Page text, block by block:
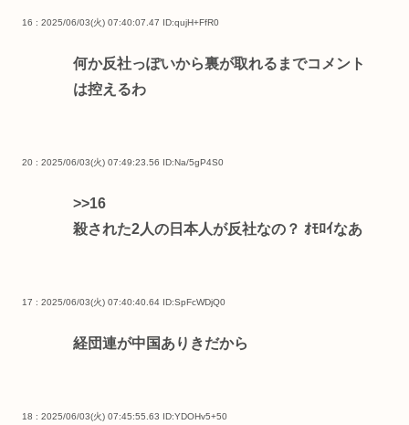
16 : 2025/06/03(火) 07:40:07.47 ID:qujH+FfR0
何か反社っぽいから裏が取れるまでコメント
は控えるわ
20 : 2025/06/03(火) 07:49:23.56 ID:Na/5gP4S0
>>16
殺された2人の日本人が反社なの？ ｵﾓﾛｲなあ
17 : 2025/06/03(火) 07:40:40.64 ID:SpFcWDjQ0
経団連が中国ありきだから
18 : 2025/06/03(火) 07:45:55.63 ID:YDOHv5+50